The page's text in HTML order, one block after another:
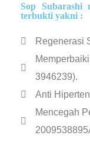
Sop Subarashi
terbukti yakni :
Regenerasi
3946239).
Anti
Mencegah